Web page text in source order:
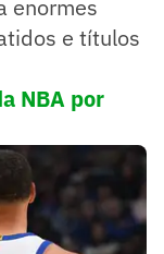
enormes
e títulos
NBA por